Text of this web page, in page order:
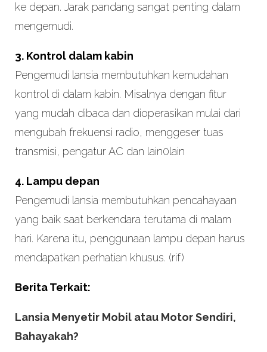
ke depan. Jarak pandang sangat penting dalam
mengemudi.
3. Kontrol dalam kabin
Pengemudi lansia membutuhkan kemudahan
kontrol di dalam kabin. Misalnya dengan fitur
yang mudah dibaca dan dioperasikan mulai dari
mengubah frekuensi radio, menggeser tuas
transmisi, pengatur AC dan lain0lain
4. Lampu depan
Pengemudi lansia membutuhkan pencahayaan
yang baik saat berkendara terutama di malam
hari. Karena itu, penggunaan lampu depan harus
mendapatkan perhatian khusus. (rif)
Berita Terkait:
Lansia Menyetir Mobil atau Motor Sendiri,
Bahayakah?